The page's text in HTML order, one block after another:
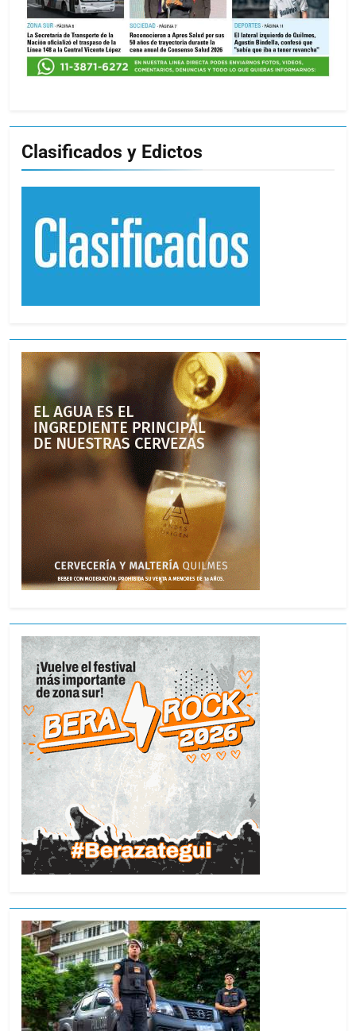
Clasificados y Edictos